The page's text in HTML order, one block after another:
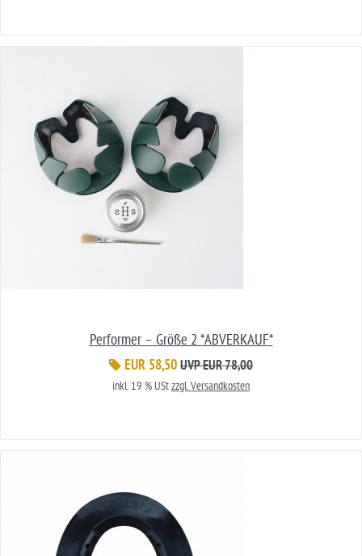
Performer – Größe 2 *ABVERKAUF*
EUR 58,50 UVP EUR 78,00
inkl. 19 % UStzzgl. Versandkosten